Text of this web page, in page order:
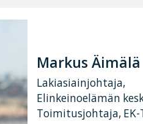
Markus Äimälä
Lakiasiainjohtaja,
Elinkeinoelämän
Toimitusjohtaja, EK-